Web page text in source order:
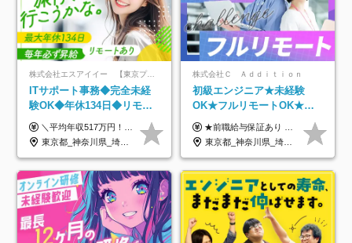
株式会社エスアイイー 【東京プロマーケット上場】
ITサポート事務◆完全未経
験OK◆年休134日◆リモー
トOK◆残業月7h以下◆賞与
年3回◆5年目まで必ず昇給
＼平均年収517万円！入社5年目まで毎年必ず昇給／ ■賞与年3回 ■年収800万円以上も可 ■入社3年以上の平均年収469.2万円 月給23万2000円以上＋賞与年3回＋各種手当 ☆入社5年目まで最大1万5000円の定期昇給を確約 ┃各種手当充実 ・規定の資格を取得すれば、2000円～5万円を毎月支給（2万4000円～60万円／年） ・研修中に取得した取得率95％の資格でも研修後の給料UP ※月給は年齢・経験・能力を考慮して、優遇いたします ※上記月給金額は固定残業代（20時間/3万1300円円以上）を含み、超過分は別途支給いたします ※試用期間（6ヶ月）は月給に変動はありますが、その他待遇に差異はありません ├入社後1ヶ月～3ヶ月間は、月給20万1900円となります └上記金額は固定残業代（10時間／1万6000円）を含み、超過分は別途支給いたします
東京都_神奈川県_埼玉県_千葉県_大阪府_愛知県_北海道_青森県_岩手県_宮城県_秋田県_山形県_福島県_茨城県_栃木県_群馬県_新潟県_山梨県_長野県_富山県_石川県_福井県_静岡県_岐阜県_三重県_兵庫県_京都府_滋賀県_奈良県_和歌山県_広島県_岡山県_鳥取県_島根県_山口県_徳島県_香川県_愛媛県_高知県_福岡県_熊本県_佐賀県_長崎県_大分県_宮崎県_鹿児島県_沖縄県
株式会社Ｃ Ａｄｄｉｔｉｏｎ
初級エンジニア★未経験
OK★フルリモートOK★月
給32万円～★残業月10h＆
年休120日以上★副業可
★前職給与保証あり ★月給32万円以上＋インセンティブあり 月給32万円以上＋インセンティブ＋各種手当 ※上記には固定残業代（月30時間・44,400円～）を含みます ※超過分は別途支給します ※試用期間はございません ★＼成果＝あなたの収入／★ 【1】案件単価ー8万円＝あなたの給与 参画したプロジェクトの案件単価から 一律8万円引いた金額があなたの給与です！ （月給例） ■1人称での構築・小規模な詳細設計 案件単価55万円ー8万円＝月給47万円（還元率85.5%） ■大型案件の設計・構築やプロジェクト管理 案件単価90万円ー8万円＝月給82万円（還元率91.1%） ‥‥‥‥‥‥‥‥‥‥‥‥‥‥‥‥‥‥ 【2】月給の他にも豊富なインセンティブあり 全員が月3～13万円のインセンティブをゲットしています！ ≪インセンティブ制度≫ 稼働している現場で増員・交代が発生し、 当社の人員を配属が決定した際に支給。 ◇C Addition正社員が参画 ：実粗利の10%／毎月 ◇協力会社所属の社員が参画：実粗利の30%／毎月 ≪リファラル制度≫ あなたの知り合いが当社のメンバーになった際に、 毎月1人あたり2万円支給します◎ ‥‥‥‥‥‥‥‥‥‥‥‥‥‥‥‥‥‥
東京都_神奈川県_埼玉県_千葉県_大阪府_愛知県_北海道_青森県_岩手県_宮城県_秋田県_山形県_福島県_茨城県_栃木県_群馬県_新潟県_山梨県_長野県_富山県_石川県_福井県_静岡県_岐阜県_三重県_兵庫県_京都府_滋賀県_奈良県_和歌山県_広島県_岡山県_鳥取県_島根県_山口県_徳島県_香川県_愛媛県_高知県_福岡県_熊本県_佐賀県_長崎県_大分県_宮崎県_鹿児島県_沖縄県